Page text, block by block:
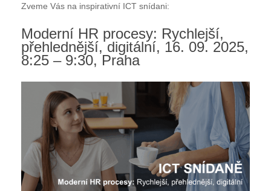
Zveme Vás na inspirativní ICT snídani:
Moderní HR procesy: Rychlejší,
přehlednější, digitální, 16. 09. 2025,
8:25 – 9:30, Praha